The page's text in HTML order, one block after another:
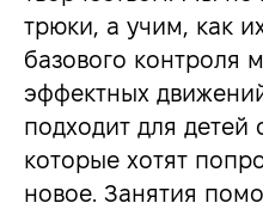
трюки, а учим, как
базового контроля
эффектных
подходит для детей
которые хотят
новое. Занятия